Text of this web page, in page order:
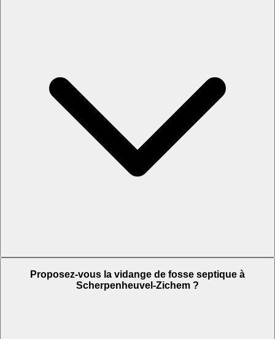
Proposez-vous la vidange de fosse septique à
Scherpenheuvel-Zichem ?